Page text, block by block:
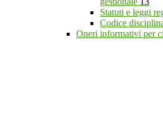
Statuti e leggi
Codice
Oneri informativi per